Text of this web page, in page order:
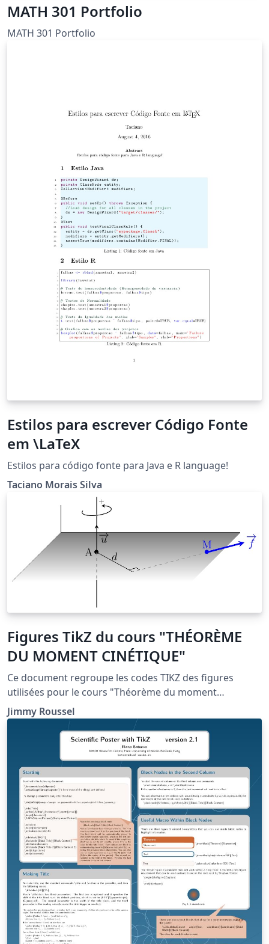
MATH 301 Portfolio
MATH 301 Portfolio
Estilos para escrever Código Fonte
em \LaTeX
Estilos para código fonte para Java e R language!
Taciano Morais Silva
Figures TikZ du cours "THÉORÈME
DU MOMENT CINÉTIQUE"
Ce document regroupe les codes TIKZ des figures
utilisées pour le cours "Théorème du moment
cinétique" situé à la page http://www.femto-
physique.fr/mecanique/meca_C6.php
Jimmy Roussel